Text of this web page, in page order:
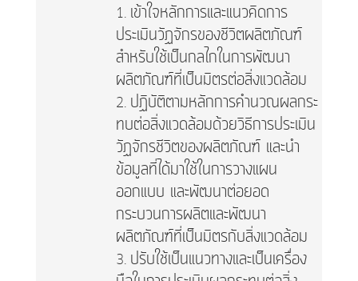
เข้าใจหลักการและแนวคิดการ
ประเมินวัฏจักรของชีวิตผลิตภัณฑ์
สำหรับใช้เป็นกลไกในการพัฒนา
ผลิตภัณฑ์ที่เป็นมิตรต่อสิ่งแวดล้อม
ปฏิบัติตามหลักการคำนวณผลกระ
ทบต่อสิ่งแวดล้อมด้วยวิธีการประเมิน
วัฏจักรชีวิตของผลิตภัณฑ์ และนำ
ข้อมูลที่ได้มาใช้ในการวางแผน
ออกแบบ และพัฒนาต่อยอด
กระบวนการผลิตและพัฒนา
ผลิตภัณฑ์ที่เป็นมิตรกับสิ่งแวดล้อม
ปรับใช้เป็นแนวทางและเป็นเครื่อง